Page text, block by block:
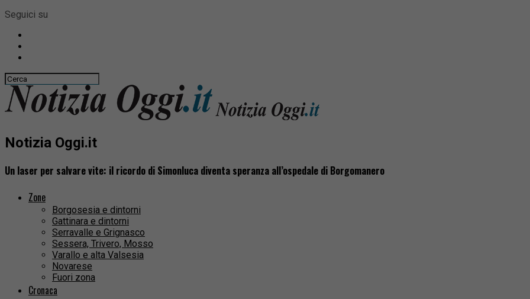
Seguici su
Notizia Oggi.it
Un laser per salvare vite: il ricordo di Simonluca diventa speranza all’ospedale di Borgomanero
Zone
Borgosesia e dintorni
Gattinara e dintorni
Serravalle e Grignasco
Sessera, Trivero, Mosso
Varallo e alta Valsesia
Novarese
Fuori zona
Cronaca